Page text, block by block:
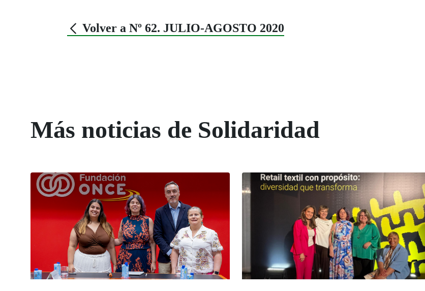
Volver a Nº 62. JULIO-AGOSTO 2020
Más noticias de Solidaridad